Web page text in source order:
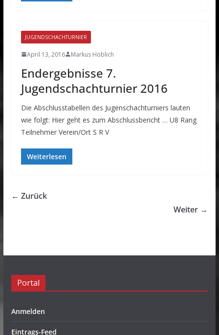
JUGENDSCHACHTURNIER
April 13, 2016 Markus Höblich
Endergebnisse 7.
Jugendschachturnier 2016
Die Abschlusstabellen des Jugenschachturniers lauten
wie folgt: Hier geht es zum Abschlussbericht … U8 Rang
Teilnehmer Verein/Ort S R V
Weiterlesen
← Zurück
Weiter →
Portal
Anmelden
Eintrags-Feed